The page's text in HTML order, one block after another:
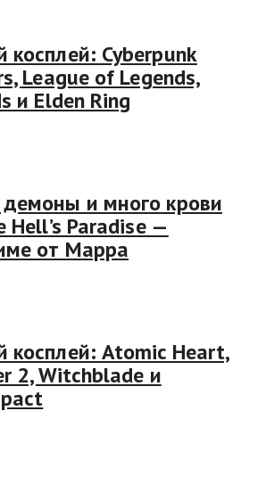
косплей: Cyberpunk
League of Legends,
и Elden Ring
и много крови
Hell’s Paradise —
от Mappa
косплей: Atomic Heart,
2, Witchblade и